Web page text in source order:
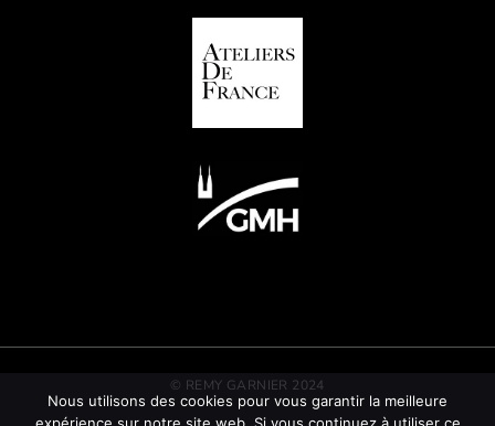
© REMY GARNIER 2024
Nous utilisons des cookies pour vous garantir la meilleure